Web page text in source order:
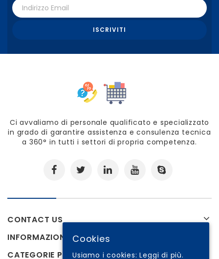
Ci avvaliamo di personale qualificato e specializzato
in grado di garantire assistenza e consulenza tecnica
a 360° in tutti i settori di propria competenza.
CONTACT US
INFORMAZIONI
CATEGORIE PRODOTTI
Cookies
Usiamo i cookies:Leggi di più.